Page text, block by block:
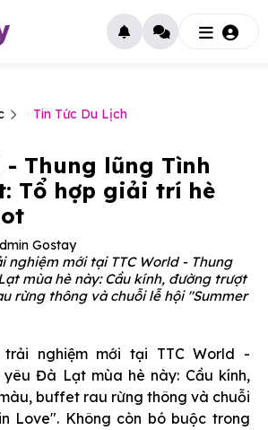
Tin Tức Du Lịch
- Thung lũng Tình
Tổ hợp giải trí hè
Gostay
nghiệm mới tại TTC World - Thung
mùa hè này: Cầu kính, đường trượt
rừng thông và chuỗi lễ hội "Summer
nghiệm mới tại TTC World -
yêu Đà Lạt mùa hè này: Cầu kính,
buffet rau rừng thông và chuỗi
Love". Không còn bó buộc trong